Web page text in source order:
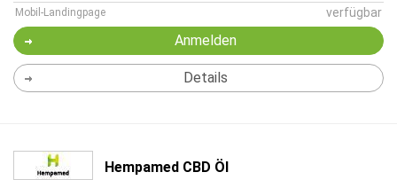
Mobil-Landingpage verfügbar
Anmelden
Details
Hempamed CBD Öl